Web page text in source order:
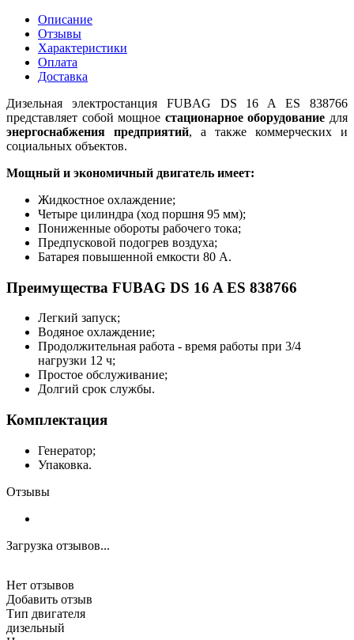
Описание
Отзывы
Характеристики
Оплата
Доставка
Дизельная электростанция FUBAG DS 16 A ES 838766
представляет собой мощное стационарное оборудование для
энергоснабжения предприятий, а также коммерческих и
социальных объектов.
Мощный и экономичный двигатель имеет:
Жидкостное охлаждение;
Четыре цилиндра (ход поршня 95 мм);
Пониженные обороты рабочего тока;
Предпусковой подогрев воздуха;
Батарея повышенной емкости 80 А.
Преимущества FUBAG DS 16 A ES 838766
Легкий запуск;
Водяное охлаждение;
Продолжительная работа - время работы при 3/4
нагрузки 12 ч;
Простое обслуживание;
Долгий срок службы.
Комплектация
Генератор;
Упаковка.
Отзывы
Загрузка отзывов...
Нет отзывов
Добавить отзыв
Тип двигателя
дизельный